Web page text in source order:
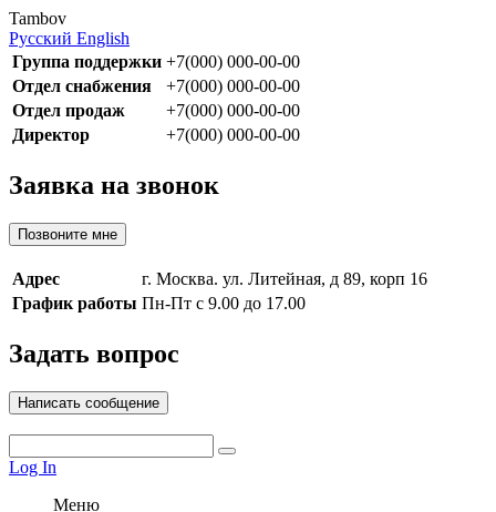
Tambov
Русский English
Группа поддержки +7(000) 000-00-00
Отдел снабжения
+7(000) 000-00-00
Отдел продаж
+7(000) 000-00-00
Директор
+7(000) 000-00-00
Заявка на звонок
Позвоните мне
Адрес
г. Москва. ул. Литейная, д 89, корп 16
График работы Пн-Пт с 9.00 до 17.00
Задать вопрос
Написать сообщение
Log In
Меню